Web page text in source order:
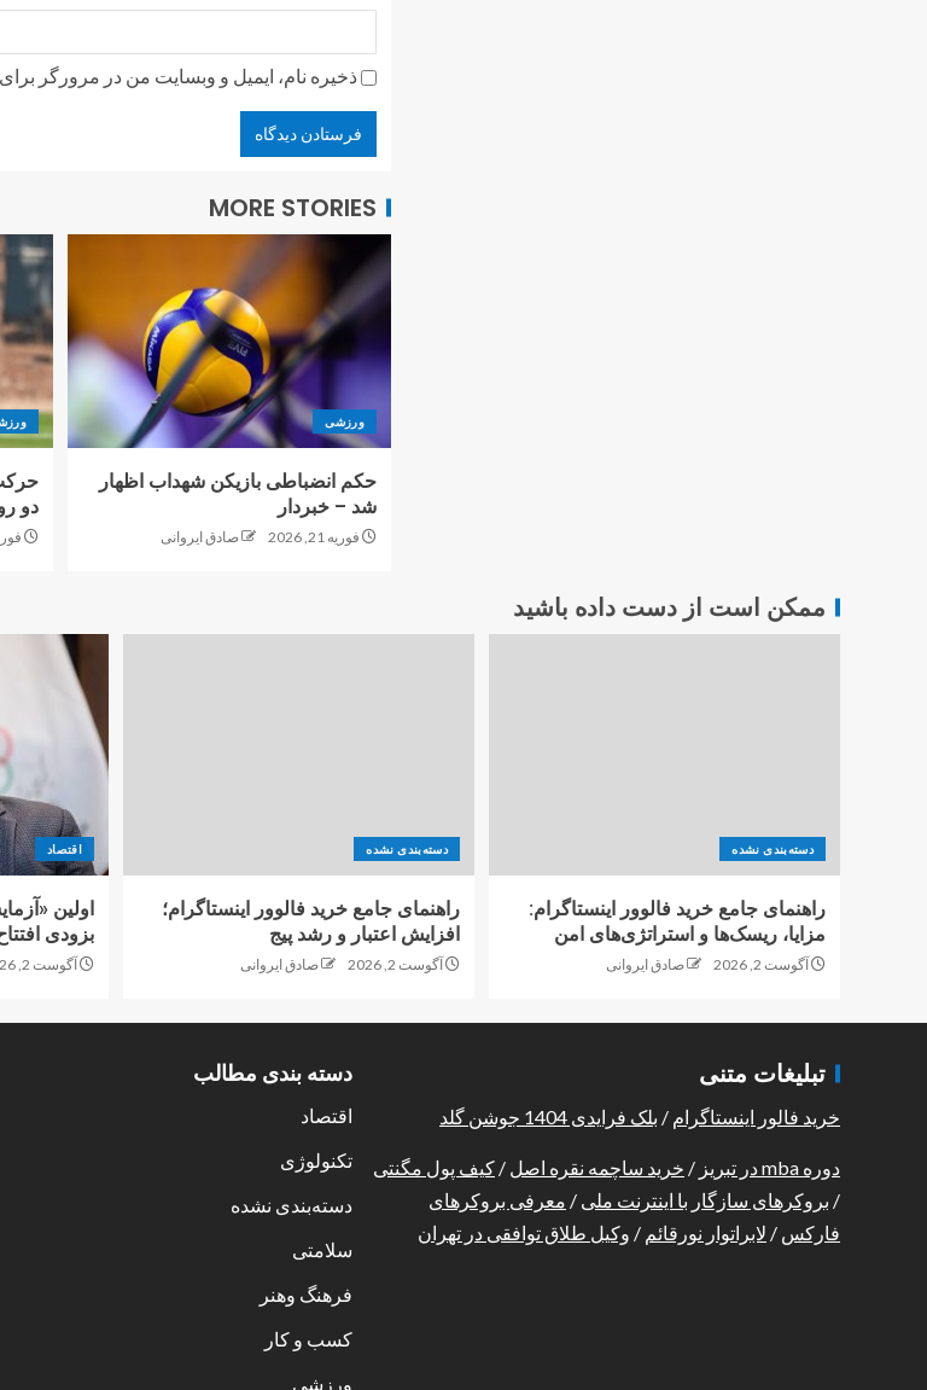
ذخیره نام، ایمیل و وبسایت من در مرورگر
MORE STORIES
ورزشی
حکم انضباطی بازیکن شهداب اظهار
شد – خبردار
فوریه 21, 2026 صادق ایروانی
دو
فوریه
ممکن است از دست داده باشید
دسته‌بندی نشده
راهنمای جامع خرید فالوور اینستاگرام:
مزایا، ریسک‌ها و استراتژی‌های امن
آگوست 2, 2026 صادق ایروانی
دسته‌بندی نشده
راهنمای جامع خرید فالوور اینستاگرام؛
افزایش اعتبار و رشد پیج
آگوست 2, 2026 صادق ایروانی
اقتصاد
اولین
بزودی
آگوست 2, 2026
دسته بندی مطالب
اقتصاد
تکنولوژی
دسته‌بندی نشده
سلامتی
فرهنگ وهنر
کسب و کار
ورزشی
تبلیغات متنی
خرید فالور اینستاگرام / بلک فرایدی 1404 جوشن گلد
دوره mba در تبریز / خرید ساچمه نقره اصل / کیف پول مگنتی
/ بروکرهای سازگار با اینترنت ملی / معرفی بروکرهای
فارکس / لابراتوار نورقائم / وکیل طلاق توافقی در تهران